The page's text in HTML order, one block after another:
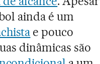
ainda é um
e pouco
dinâmicas são